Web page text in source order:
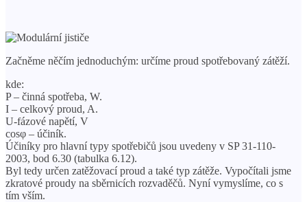
Začněme něčím jednoduchým: určíme proud spotřebovaný zátěží.
kde:
P – činná spotřeba, W.
I – celkový proud, A.
U-fázové napětí, V
cosφ – účiník.
Účiníky pro hlavní typy spotřebičů jsou uvedeny v SP 31-110-
2003, bod 6.30 (tabulka 6.12).
Byl tedy určen zatěžovací proud a také typ zátěže. Vypočítali jsme
zkratové proudy na sběrnicích rozvaděčů. Nyní vymyslíme, co s
tím vším.